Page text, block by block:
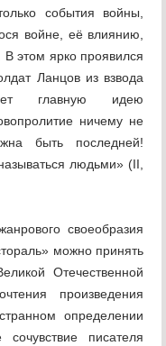
события войны,
войне, её влиянию,
этом ярко проявился
Ланцов из взвода
главную идею
ничему не
быть последней!
людьми» (II,
своеобразия
можно принять
Отечественной
произведения
определении
писателя